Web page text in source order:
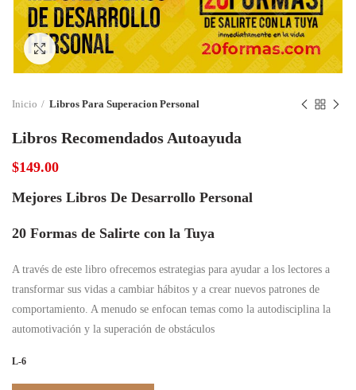
Click to enlarge
Inicio Libros Para Superacion Personal
Libros Recomendados Autoayuda
$149.00
Mejores Libros De Desarrollo Personal
20 Formas de Salirte con la Tuya
A través de este libro ofrecemos estrategias para ayudar a los lectores a
transformar sus vidas a cambiar hábitos y a crear nuevos patrones de
comportamiento. A menudo se enfocan temas como la autodisciplina la
automotivación y la superación de obstáculos
L-6